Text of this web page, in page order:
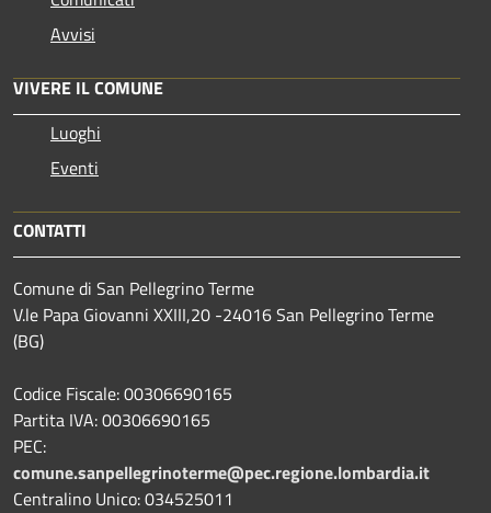
Avvisi
VIVERE IL COMUNE
Luoghi
Eventi
CONTATTI
Comune di San Pellegrino Terme
V.le Papa Giovanni XXIII,20 -24016 San Pellegrino Terme
(BG)
Codice Fiscale: 00306690165
Partita IVA: 00306690165
PEC:
comune.sanpellegrinoterme@pec.regione.lombardia.it
Centralino Unico: 034525011